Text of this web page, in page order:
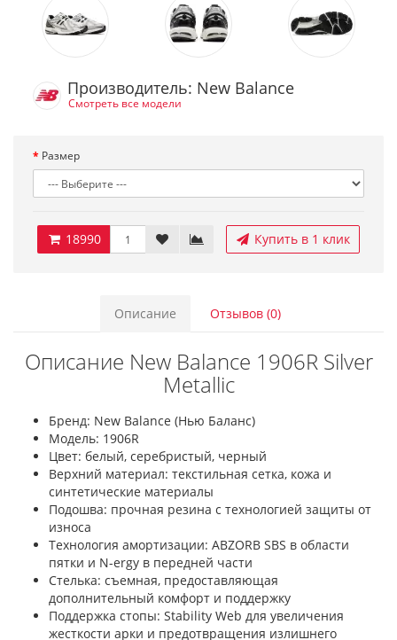
Производитель: New Balance
Смотреть все модели
Размер
18990 Купить в 1 клик
Описание Отзывов (0)
Описание New Balance 1906R Silver
Metallic
Бренд: New Balance (Нью Баланс)
Модель: 1906R
Цвет: белый, серебристый, черный
Верхний материал: текстильная сетка, кожа и
синтетические материалы
Подошва: прочная резина с технологией защиты от
износа
Технология амортизации: ABZORB SBS в области
пятки и N-ergy в передней части
Стелька: съемная, предоставляющая
дополнительный комфорт и поддержку
Поддержка стопы: Stability Web для увеличения
жесткости арки и предотвращения излишнего